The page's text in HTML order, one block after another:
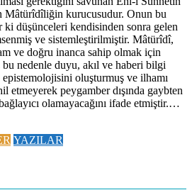
Mâtürîdîliğin kurucusudur. Onun bu
düşünceleri kendisinden sonra gelen
ve sistemleştirilmiştir. Mâtürîdî,
ve doğru inanca sahip olmak için
nedenle duyu, akıl ve haberi bilgi
oluşturmuş ve ilhamı
etmeyerek peygamber dışında gaybten
olamayacağını ifade etmiştir.…
YAZILAR